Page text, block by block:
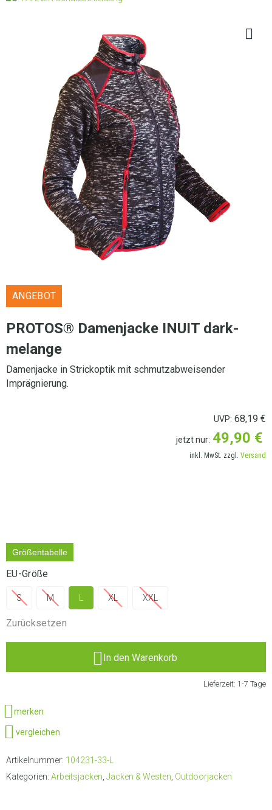
ANGEBOT
PROTOS® Damenjacke INUIT dark-
melange
Damenjacke in Strickoptik mit schmutzabweisender
Imprägnierung.
UVP: 68,19 €
jetzt nur: 49,90 €
inkl. MwSt. zzgl. Versand
Größentabelle
EU-Größe
S M XL XXL
Zurücksetzen
In den Warenkorb
Lieferzeit: 1-7 Tage
merken
vergleichen
Artikelnummer: 104231-33-L
Kategorien: Arbeitsjacken Jacken & Westen Outdoorjacken